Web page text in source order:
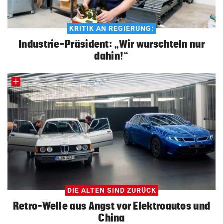
KRITIK AN REGIERUNG:
Industrie-Präsident: „Wir wurschteln nur
dahin!“
DIE ALTEN SIND ZURÜCK
Retro-Welle aus Angst vor Elektroautos und
China